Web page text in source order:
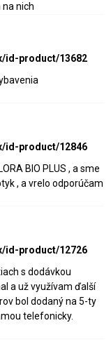
nich
id-product/13682
id-product/12846
BIO PLUS , a sme
, a vrelo odporúčam
id-product/12726
s dodávkou
a už využívam ďalší
bol dodaný na 5-ty
telefonicky.